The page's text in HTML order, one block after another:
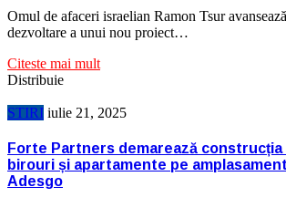
Omul de afaceri israelian Ramon Tsur
dezvoltare a unui nou proiect…
Citeste mai mult
Distribuie
STIRI iulie 21, 2025
Forte Partners demarează construcția
birouri și apartamente pe
Adesgo